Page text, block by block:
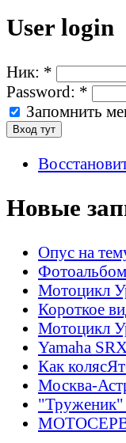
User login
Ник: *
Password: *
Запомнить
Новые
Опус на
Фотоальбом
Мотоцикл
Короткое
Мотоцикл
Yamaha
Как
Москва-
"Труженик"